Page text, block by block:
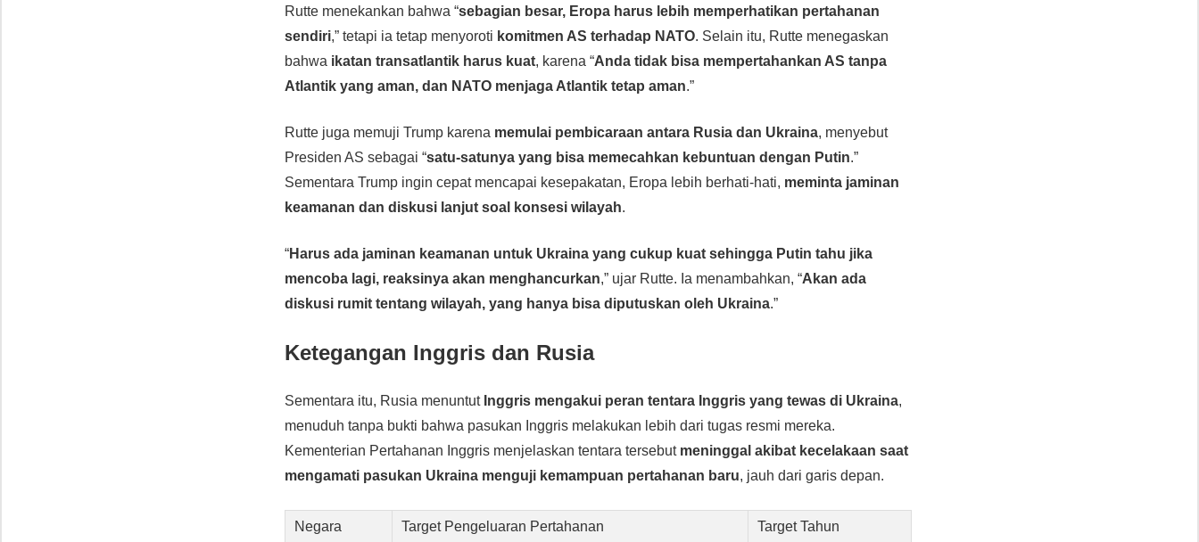
Rutte menekankan bahwa “sebagian besar, Eropa harus lebih memperhatikan pertahanan
sendiri,” tetapi ia tetap menyoroti komitmen AS terhadap NATO. Selain itu, Rutte menegaskan
bahwa ikatan transatlantik harus kuat, karena “Anda tidak bisa mempertahankan AS tanpa
Atlantik yang aman, dan NATO menjaga Atlantik tetap aman.”
Rutte juga memuji Trump karena memulai pembicaraan antara Rusia dan Ukraina, menyebut
Presiden AS sebagai “satu-satunya yang bisa memecahkan kebuntuan dengan Putin.”
Sementara Trump ingin cepat mencapai kesepakatan, Eropa lebih berhati-hati, meminta jaminan
keamanan dan diskusi lanjut soal konsesi wilayah.
“Harus ada jaminan keamanan untuk Ukraina yang cukup kuat sehingga Putin tahu jika
mencoba lagi, reaksinya akan menghancurkan,” ujar Rutte. Ia menambahkan, “Akan ada
diskusi rumit tentang wilayah, yang hanya bisa diputuskan oleh Ukraina.”
Ketegangan Inggris dan Rusia
Sementara itu, Rusia menuntut Inggris mengakui peran tentara Inggris yang tewas di Ukraina,
menuduh tanpa bukti bahwa pasukan Inggris melakukan lebih dari tugas resmi mereka.
Kementerian Pertahanan Inggris menjelaskan tentara tersebut meninggal akibat kecelakaan saat
mengamati pasukan Ukraina menguji kemampuan pertahanan baru, jauh dari garis depan.
Negara Target Pengeluaran Pertahanan Target Tahun